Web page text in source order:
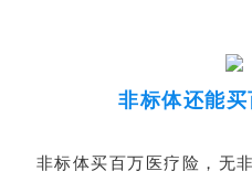
非标体还能
非标体买百万医疗险，无